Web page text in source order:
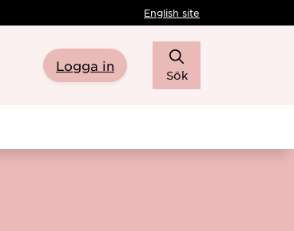
English site
Logga in
Sök